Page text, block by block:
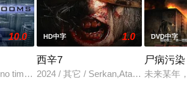
剧情网等平台了解。
10.0
time for anybody suddenly find himself
HD中字 1.0
西辛7
2024 / 其它 /
DVD中字
尸病污染
未来某年